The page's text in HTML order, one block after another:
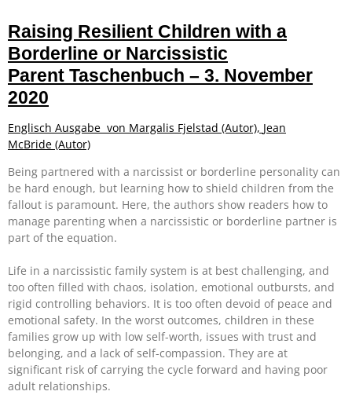
Raising Resilient Children with a
Borderline or Narcissistic
Parent Taschenbuch – 3. November
2020
Englisch Ausgabe von Margalis Fjelstad (Autor), Jean
McBride (Autor)
Being partnered with a narcissist or borderline personality can
be hard enough, but learning how to shield children from the
fallout is paramount. Here, the authors show readers how to
manage parenting when a narcissistic or borderline partner is
part of the equation.
Life in a narcissistic family system is at best challenging, and
too often filled with chaos, isolation, emotional outbursts, and
rigid controlling behaviors. It is too often devoid of peace and
emotional safety. In the worst outcomes, children in these
families grow up with low self-worth, issues with trust and
belonging, and a lack of self-compassion. They are at
significant risk of carrying the cycle forward and having poor
adult relationships.